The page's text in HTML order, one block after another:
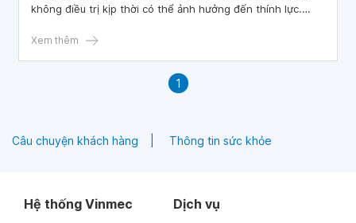
không điều trị kịp thời có thể ảnh hưởng đến thính lực.
với nguồn nước bẩn trong hồ bơi hoặc ao hồ và một số
Xem thêm
1
Câu chuyện khách hàng Thông tin sức khỏe
Hệ thống Vinmec Dịch vụ